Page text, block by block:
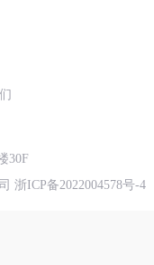
30F
浙ICP备2022004578号-4